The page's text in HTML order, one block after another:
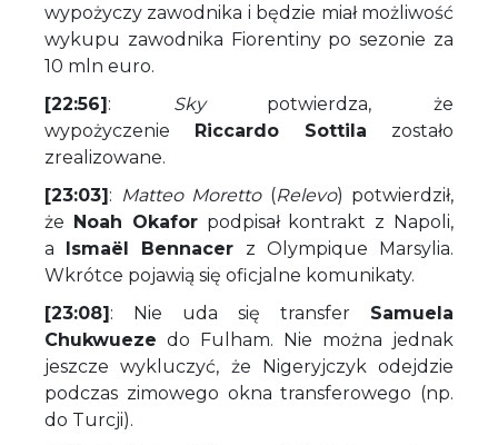
wypożyczy zawodnika i będzie miał możliwość
wykupu zawodnika Fiorentiny po sezonie za
10 mln euro.
[22:56]: Skypotwierdza, że
wypożyczenie Riccardo Sottila zostało
zrealizowane.
[23:03]: Matteo Moretto(Relevo) potwierdził,
że Noah Okaforpodpisał kontrakt z Napoli,
a Ismaël Bennacer z Olympique Marsylia.
Wkrótce pojawią się oficjalne komunikaty.
[23:08]: Nie uda się transfer Samuela
Chukwueze do Fulham. Nie można jednak
jeszcze wykluczyć, że Nigeryjczyk odejdzie
podczas zimowego okna transferowego (np.
do Turcji).